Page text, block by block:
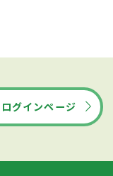
グインページ